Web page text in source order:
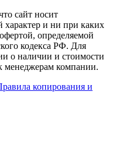
сайт носит
и ни при каких
определяемой
кодекса РФ. Для
о наличии и стоимости
менеджерам компании.
копирования и